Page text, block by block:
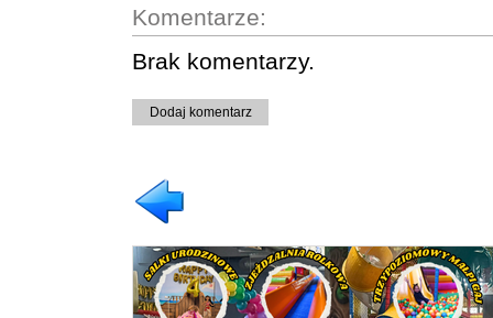
Komentarze:
Brak komentarzy.
Dodaj komentarz